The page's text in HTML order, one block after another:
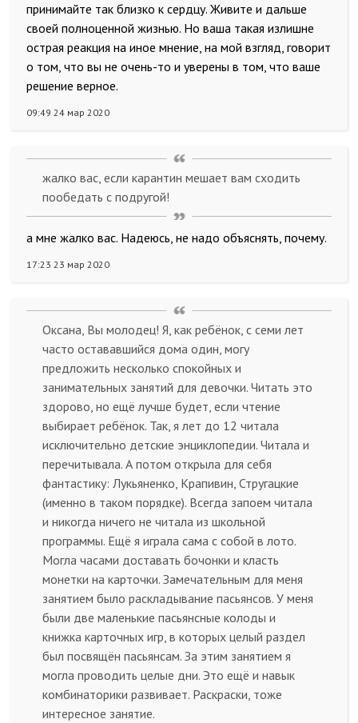
принимайте так близко к сердцу. Живите и дальше
своей полноценной жизнью. Но ваша такая излишне
острая реакция на иное мнение, на мой взгляд, говорит
о том, что вы не очень-то и уверены в том, что ваше
решение верное.
09:49 24 мар 2020
жалко вас, если карантин мешает вам сходить
пообедать с подругой!
а мне жалко вас. Надеюсь, не надо объяснять, почему.
17:23 23 мар 2020
Оксана, Вы молодец! Я, как ребёнок, с семи лет
часто остававшийся дома один, могу
предложить несколько спокойных и
занимательных занятий для девочки. Читать это
здорово, но ещё лучше будет, если чтение
выбирает ребёнок. Так, я лет до 12 читала
исключительно детские энциклопедии. Читала и
перечитывала. А потом открыла для себя
фантастику: Лукьяненко, Крапивин, Стругацкие
(именно в таком порядке). Всегда запоем читала
и никогда ничего не читала из школьной
программы. Ещё я играла сама с собой в лото.
Могла часами доставать бочонки и класть
монетки на карточки. Замечательным для меня
занятием было раскладывание пасьянсов. У меня
были две маленькие пасьянсные колоды и
книжка карточных игр, в которых целый раздел
был посвящён пасьянсам. За этим занятием я
могла проводить целые дни. Это ещё и навык
комбинаторики развивает. Раскраски, тоже
интересное занятие.